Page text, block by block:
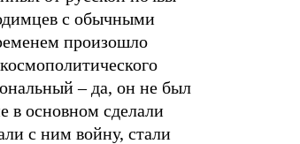
с обычными
произошло
– да, он не был
в основном сделали
с ним войну, стали